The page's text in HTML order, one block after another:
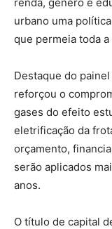
urbano uma
que permeia toda
Destaque do
reforçou o
gases do efeito
eletrificação da
orçamento,
serão aplicados
anos.
O título de capital